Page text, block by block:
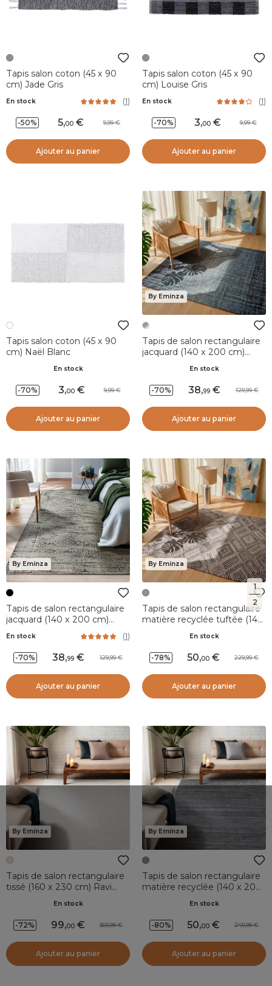
1
2
Tapis salon coton (45 x 90
cm) Jade Gris
En stock (1)
-50% 5,00 9,99
Ajouter au panier
Tapis salon coton (45 x 90
cm) Louise Gris
En stock (1)
-70% 3,00 9,99
Ajouter au panier
Tapis salon coton (45 x 90
cm) Naël Blanc
En stock
-70% 3,00 9,99
Ajouter au panier
By Eminza
Tapis de salon rectangulaire
jacquard (140 x 200 cm)
En stock
-70% 38,99 129,99
Ajouter au panier
By Eminza
Tapis de salon rectangulaire
jacquard (140 x 200 cm)
En stock (1)
-70% 38,99 129,99
Ajouter au panier
By Eminza
Tapis de salon rectangulaire
matière recyclée tuftée (140
En stock
-78% 50,00 229,99
Ajouter au panier
By Eminza
Tapis de salon rectangulaire
tissé (160 x 230 cm) Ravi
En stock
-72% 99,00 359,99
Ajouter au panier
By Eminza
Tapis de salon rectangulaire
matière recyclée (140 x 200
En stock
-80% 50,00 249,99
Ajouter au panier